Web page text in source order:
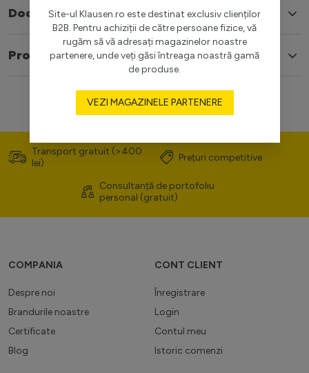
Documente
Produse similare
Site-ul Klausen.ro este destinat exclusiv clienților
B2B. Pentru achiziții de către persoane fizice, vă
rugăm să vă adresați magazinelor noastre
partenere, unde veți găsi întreaga noastră gamă
de produse.
VEZI MAGAZINELE PARTENERE
Transport gratuit (>400
lei)
Prețuri competitive
Consultanță de portofoliu
personal (gratuit)
COMPANIA
Despre noi
Brandurile noastre
Certificate
Blog
CONT CLIENT
Înregistrare
Login
Contul meu
Istoric comenzi